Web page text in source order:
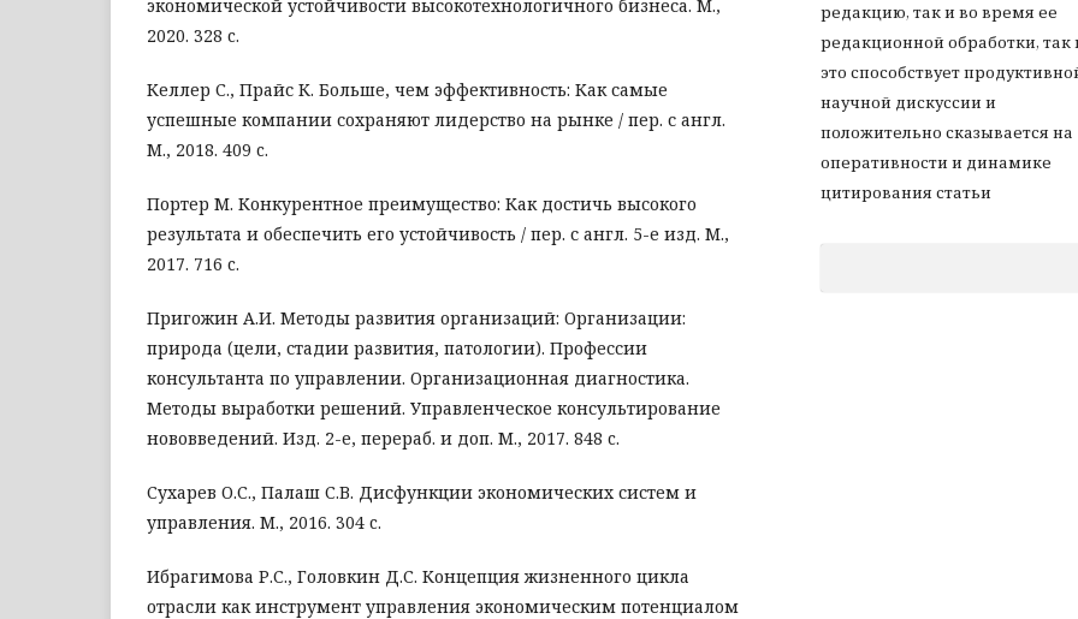
экономической устойчивости высокотехнологичного бизнеса. М.,
2020. 328 c.
Келлер С., Прайс К. Больше, чем эффективность: Как самые
успешные компании сохраняют лидерство на рынке / пер. с англ.
М., 2018. 409 c.
Портер М. Конкурентное преимущество: Как достичь высокого
результата и обеспечить его устойчивость / пер. с англ. 5-е изд. М.,
2017. 716 c.
Пригожин А.И. Методы развития организаций: Организации:
природа (цели, стадии развития, патологии). Профессии
консультанта по управлении. Организационная диагностика.
Методы выработки решений. Управленческое консультирование
нововведений. Изд. 2-е, перераб. и доп. М., 2017. 848 c.
Сухарев О.С., Палаш С.В. Дисфункции экономических систем и
управления. М., 2016. 304 c.
Ибрагимова Р.С., Головкин Д.С. Концепция жизненного цикла
отрасли как инструмент управления экономическим потенциалом
редакцию, так и во время ее
редакционной обработки, так
это способствует
научной дискуссии и
положительно сказывается на
оперативности и динамике
цитирования статьи